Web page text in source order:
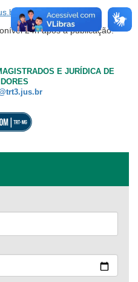
escola
24h após a publicação.
E JURÍDICA DE